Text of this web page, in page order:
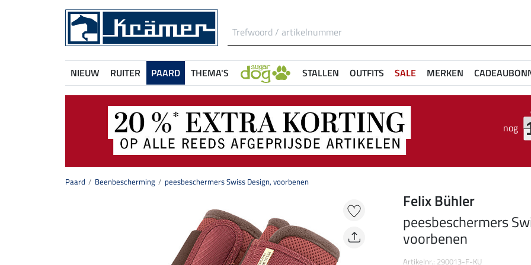
NIEUW RUITER PAARD THEMA'S STALLEN OUTFITS SALE MERKEN
nog
Paard Beenbescherming peesbeschermers Swiss Design, voorbenen
Felix Bühler
peesbeschermers
voorbenen
Artikelnr.: 290013-F-KU